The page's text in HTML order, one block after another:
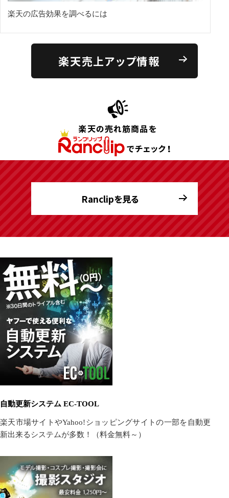
楽天の広告効果を調べるには
楽天売上アップ情報
Ranclipを見る
自動更新システム EC-TOOL
楽天市場サイトやYahoo!ショッピングサイトの一部を自動更
新出来るシステムが多数！（料金無料～）